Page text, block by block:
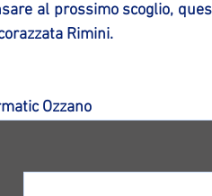
al prossimo scoglio,
Rimini.
Ozzano